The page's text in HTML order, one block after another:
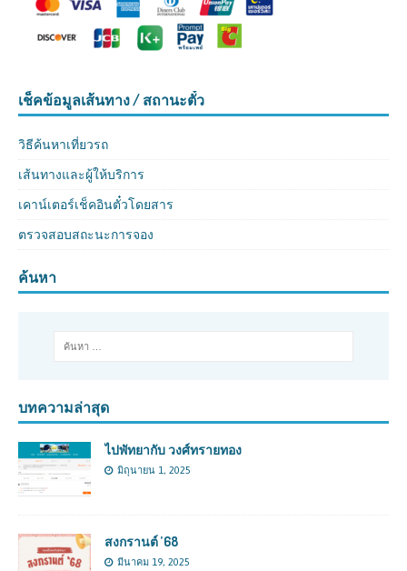
เช็คข้อมูลเส้นทาง / สถานะตั๋ว
วิธีค้นหาเที่ยวรถ
เส้นทางและผู้ให้บริการ
เคาน์เตอร์เช็คอินตั๋วโดยสาร
ตรวจสอบสถะนะการจอง
ค้นหา
บทความล่าสุด
ไปพัทยากับ วงศ์ทรายทอง
มิถุนายน 1, 2025
สงกรานต์ ’68
มีนาคม 19, 2025